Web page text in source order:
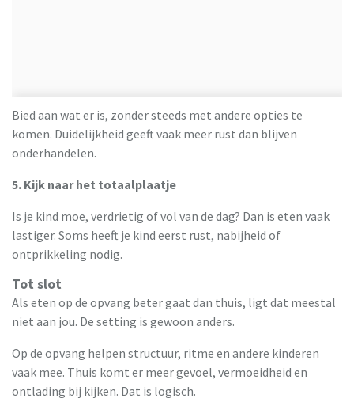
Bied aan wat er is, zonder steeds met andere opties te
komen. Duidelijkheid geeft vaak meer rust dan blijven
onderhandelen.
5. Kijk naar het totaalplaatje
Is je kind moe, verdrietig of vol van de dag? Dan is eten vaak
lastiger. Soms heeft je kind eerst rust, nabijheid of
ontprikkeling nodig.
Tot slot
Als eten op de opvang beter gaat dan thuis, ligt dat meestal
niet aan jou. De setting is gewoon anders.
Op de opvang helpen structuur, ritme en andere kinderen
vaak mee. Thuis komt er meer gevoel, vermoeidheid en
ontlading bij kijken. Dat is logisch.